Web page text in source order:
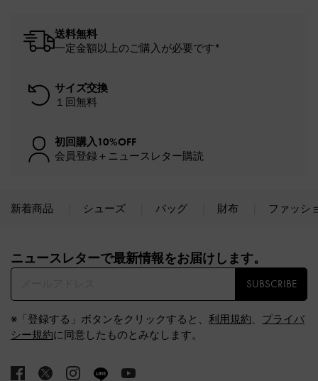
送料無料
一定金額以上のご購入が必要です*
サイズ交換
１回無料
初回購入10%OFF
会員登録＋ニュースレター購読
新着商品 シューズ バッグ 財布 ファッシ
ニュースレターで最新情報をお届けします。​
SUBSCRIBE
※「登録する」ボタンをクリックすると、 利用規約、 プライバ
シー規約に同意したものとみなします。